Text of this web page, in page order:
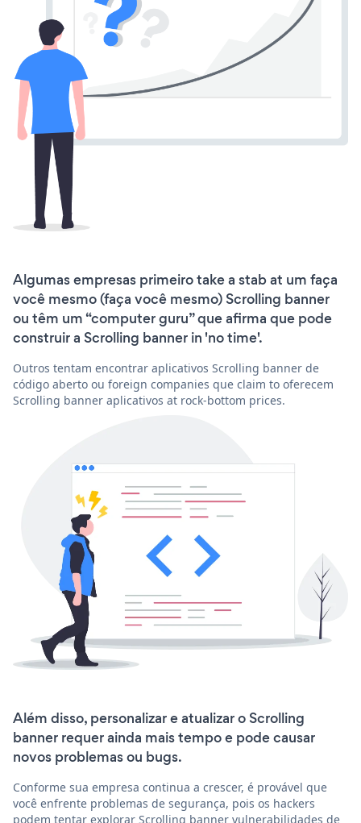
Algumas empresas primeiro take a stab at um faça
você mesmo (faça você mesmo) Scrolling banner
ou têm um “computer guru” que afirma que pode
construir a Scrolling banner in 'no time'.
Outros tentam encontrar aplicativos Scrolling banner de
código aberto ou foreign companies que claim to oferecem
Scrolling banner aplicativos at rock-bottom prices.
Além disso, personalizar e atualizar o Scrolling
banner requer ainda mais tempo e pode causar
novos problemas ou bugs.
Conforme sua empresa continua a crescer, é provável que
você enfrente problemas de segurança, pois os hackers
podem tentar explorar Scrolling banner vulnerabilidades de